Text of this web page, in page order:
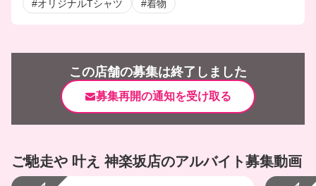
#オリジナルTシャツ #着物
この店舗の募集は終了しました
募集再開の通知を受け取る
ご馳走や 叶え 神楽坂店のアルバイト募集動画